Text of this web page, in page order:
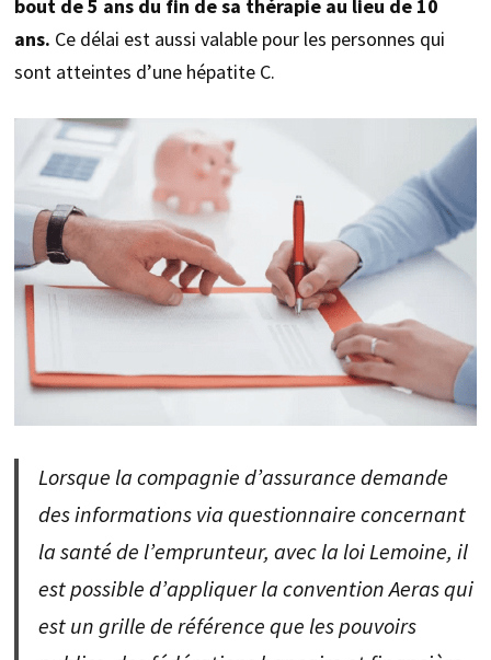
bout de 5 ans du fin de sa thérapie au lieu de 10
ans. Ce délai est aussi valable pour les personnes qui
sont atteintes d’une hépatite C.
Lorsque la compagnie d’assurance demande
des informations via questionnaire concernant
la santé de l’emprunteur, avec la loi Lemoine, il
est possible d’appliquer la convention Aeras qui
est un grille de référence que les pouvoirs